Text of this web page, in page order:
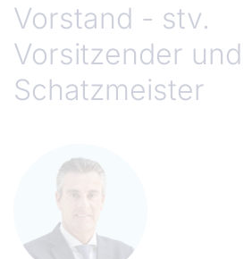
Vorstand - stv.
Vorsitzender und
Schatzmeister